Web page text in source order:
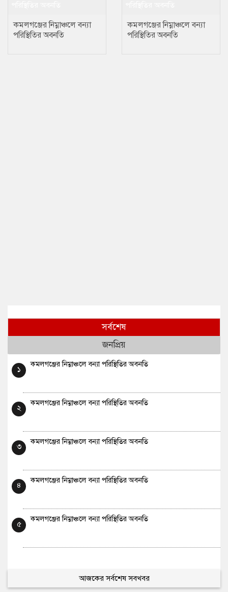
কমলগঞ্জের নিম্নাঞ্চলে বন্যা
পরিস্থিতির অবনতি
কমলগঞ্জের নিম্নাঞ্চলে বন্যা
পরিস্থিতির অবনতি
সর্বশেষ
জনপ্রিয়
১
কমলগঞ্জের নিম্নাঞ্চলে বন্যা পরিস্থিতির অবনতি
২
কমলগঞ্জের নিম্নাঞ্চলে বন্যা পরিস্থিতির অবনতি
৩
কমলগঞ্জের নিম্নাঞ্চলে বন্যা পরিস্থিতির অবনতি
৪
কমলগঞ্জের নিম্নাঞ্চলে বন্যা পরিস্থিতির অবনতি
৫
কমলগঞ্জের নিম্নাঞ্চলে বন্যা পরিস্থিতির অবনতি
আজকের সর্বশেষ সবখবর